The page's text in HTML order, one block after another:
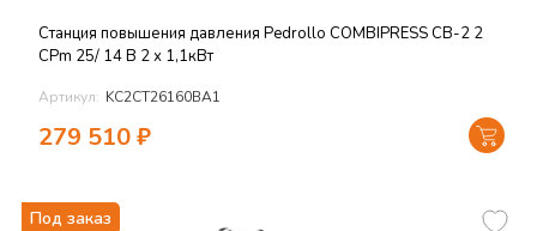
Станция повышения давления Pedrollo COMBIPRESS CB-2 2
CPm 25/ 14 B 2 х 1,1кВт
Артикул: KC2CT26160BA1
279 510₽
Под заказ